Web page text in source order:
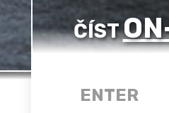
ČÍST
ENTER